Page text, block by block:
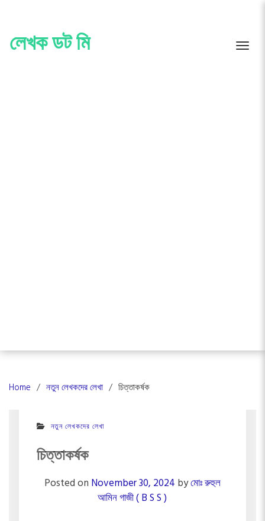
content
লেখক ডট মি
Home নতুন লেখকদের লেখা চিত্তাকর্ষক
নতুন লেখকদের লেখা
চিত্তাকর্ষক
Posted on November 30, 2024 byমোঃ রুহুল
আমিন গাজী ( B S S )